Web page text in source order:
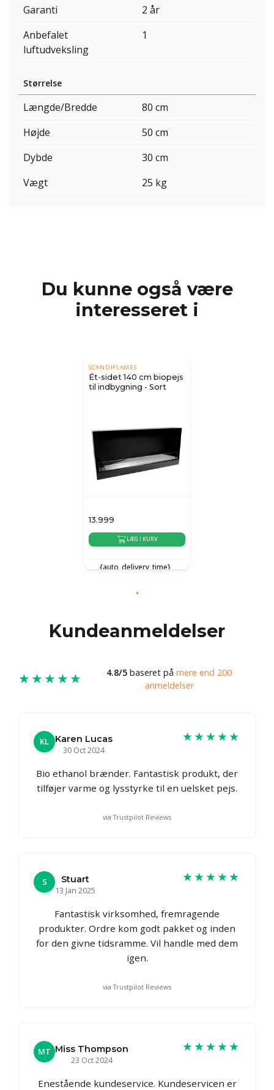
Garanti
2 år
Anbefalet
luftudveksling
1
Størrelse
Længde/Bredde
80 cm
Højde
50 cm
Dybde
30 cm
Vægt
25 kg
Du kunne også være
interesseret i
SCANDIFLAMES
Ét-sidet 140 cm biopejs
til indbygning - Sort
13.999
LÆG I KURV
{auto_delivery_time}
Kundeanmeldelser
★★★★★ 4.8/5 baseret på mere end 200
anmeldelser
KL
Karen Lucas
30 Oct 2024
★★★★★
Bio ethanol brænder. Fantastisk produkt, der
tilføjer varme og lysstyrke til en uelsket pejs.
via Trustpilot Reviews
S
Stuart
13 Jan 2025
★★★★★
Fantastisk virksomhed, fremragende
produkter. Ordre kom godt pakket og inden
for den givne tidsramme. Vil handle med dem
igen.
via Trustpilot Reviews
MT Miss Thompson
23 Oct 2024
★★★★★
Enestående kundeservice. Kundeservicen er